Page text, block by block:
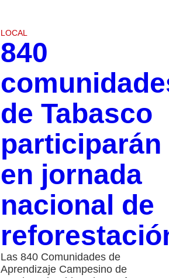
LOCAL
840
de Tabasco
participarán
en jornada
nacional de
Las 840 Comunidades de
Aprendizaje Campesino de